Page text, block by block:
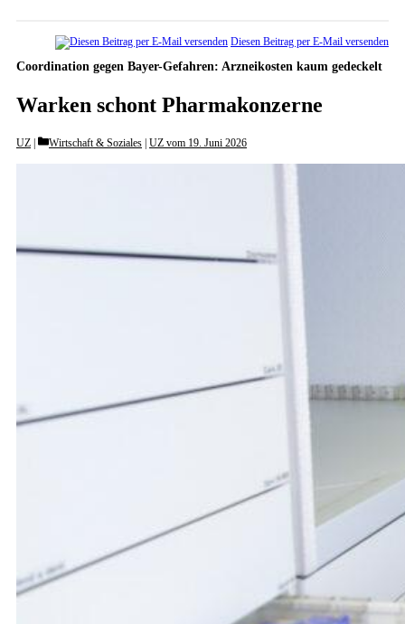
Diesen Beitrag per E-Mail versenden
Coordination gegen Bayer-Gefahren: Arzneikosten kaum gedeckelt
Warken schont Pharmakonzerne
UZ Categories
Wirtschaft & Soziales UZ vom 19. Juni 2026